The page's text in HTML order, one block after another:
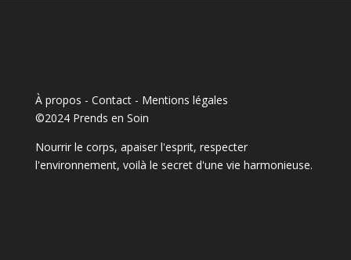
À propos - Contact- Mentions légales
©2024 Prends en Soin
Nourrir le corps, apaiser l'esprit, respecter
l'environnement, voilà le secret d'une vie harmonieuse.